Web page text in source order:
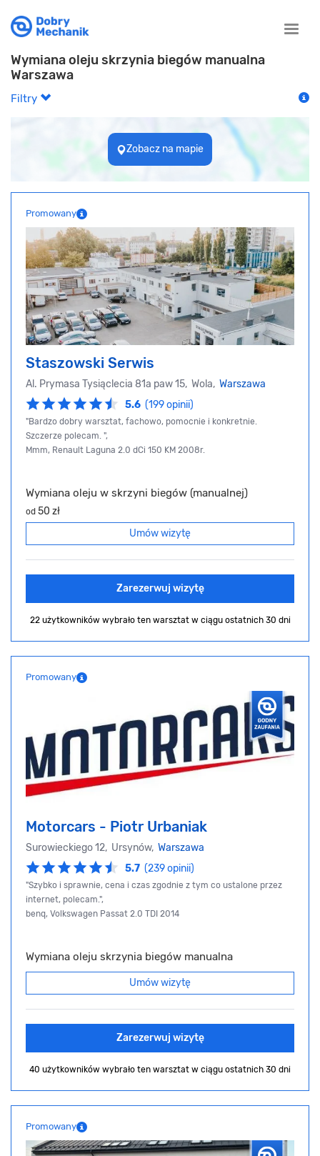
Toggle
Wymiana oleju skrzynia biegów manualna
Warszawa
Filtry
Zobacz na mapie
Promowany
Staszowski Serwis
Al. Prymasa Tysiąclecia 81a paw 15, Wola, Warszawa
5.6 (199 opinii)
"Bardzo dobry warsztat, fachowo, pomocnie i konkretnie.
Szczerze polecam. ",
Mmm, Renault Laguna 2.0 dCi 150 KM 2008r.
Wymiana oleju w skrzyni biegów (manualnej)
od 50 zł
Umów wizytę
Zarezerwuj wizytę
22 użytkowników wybrało ten warsztat w ciągu ostatnich 30 dni
Promowany
Motorcars - Piotr Urbaniak
Surowieckiego 12, Ursynów, Warszawa
5.7 (239 opinii)
"Szybko i sprawnie, cena i czas zgodnie z tym co ustalone przez
internet, polecam.",
benq, Volkswagen Passat 2.0 TDI 2014
Wymiana oleju skrzynia biegów manualna
Umów wizytę
Zarezerwuj wizytę
40 użytkowników wybrało ten warsztat w ciągu ostatnich 30 dni
Promowany